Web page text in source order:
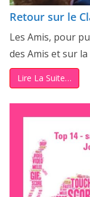
Retour sur le
Les Amis, pour
des Amis et sur la
Lire La Suite…